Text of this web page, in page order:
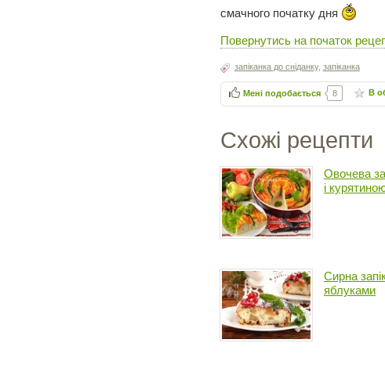
смачного початку дня
Повернутись на початок
запіканка до сніданку, запіканка
Мені подобається 8 В
Схожі рецепти
Овочева
і
Сирна
яблуками